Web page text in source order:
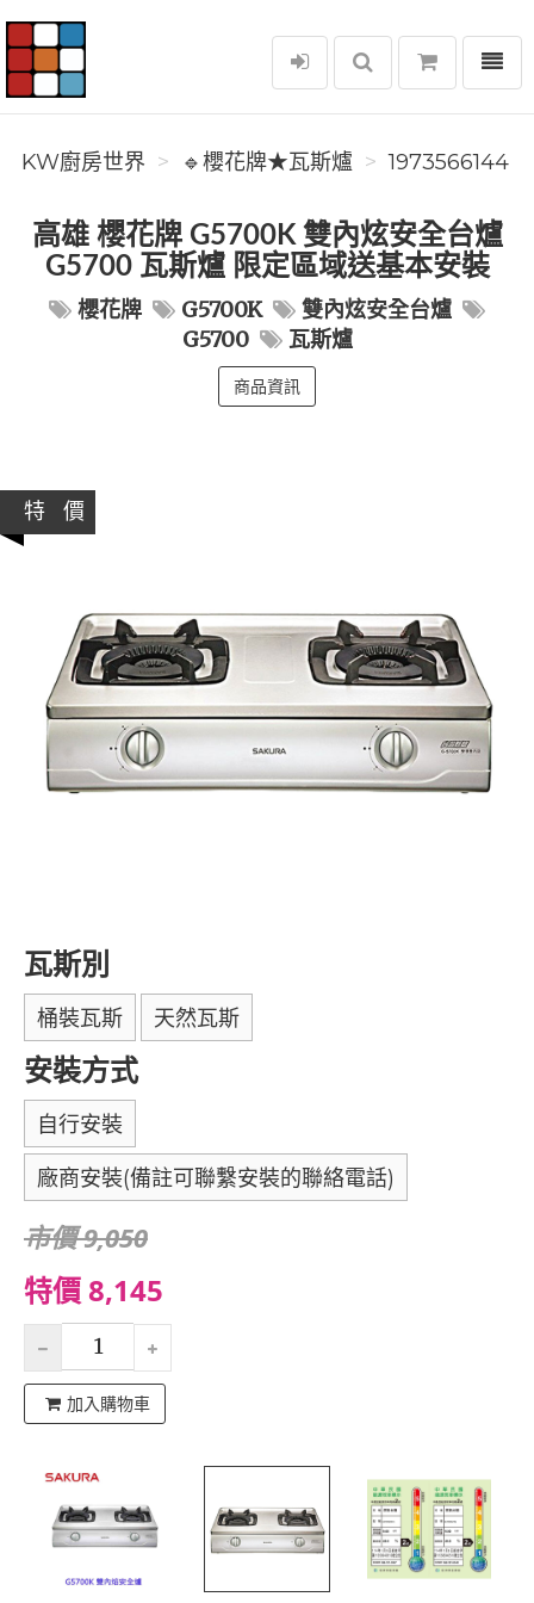
KW廚房世界
選單
KW廚房世界 🔹櫻花牌★瓦斯爐 1973566144
高雄 櫻花牌 G5700K 雙內炫安全台爐
G5700 瓦斯爐 限定區域送基本安裝
櫻花牌 G5700K
雙內炫安全台爐
G5700
瓦斯爐
商品資訊
特 價
瓦斯別
桶裝瓦斯 天然瓦斯
安裝方式
自行安裝
廠商安裝(備註可聯繫安裝的聯絡電話)
市價 9,050
特價 8,145
加入購物車